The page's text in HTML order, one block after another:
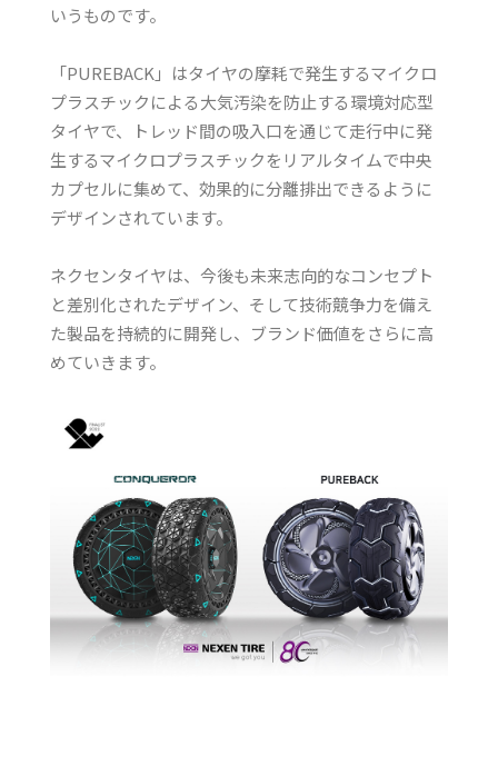
いうものです。
「PUREBACK」はタイヤの摩耗で発生するマイクロ
プラスチックによる大気汚染を防止する環境対応型
タイヤで、トレッド間の吸入口を通じて走行中に発
生するマイクロプラスチックをリアルタイムで中央
カプセルに集めて、効果的に分離排出できるように
デザインされています。
ネクセンタイヤは、今後も未来志向的なコンセプト
と差別化されたデザイン、そして技術競争力を備え
た製品を持続的に開発し、ブランド価値をさらに高
めていきます。